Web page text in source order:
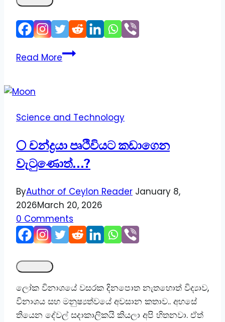
Read Moreසතුට
Science and Technology
🌕 චන්ද්‍රයා පෘථිවියට කඩාගෙන
වැටුණොත්…?
ByAuthor of Ceylon Reader January 8,
2026March 20, 2026
0 Comments
ලෝක විනාශයේ වසරක දිනපොත නැතහොත් විද්‍යාව,
විනාශය සහ මනුෂ්‍යත්වයේ අවසාන කතාව.. අහසේ
තියෙන දේවල් සදාකාලිකයි කියලා අපි හිතනවා. ඒත්